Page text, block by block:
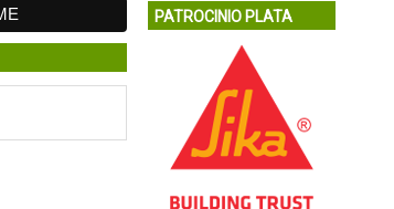
PATROCINIO PLATA